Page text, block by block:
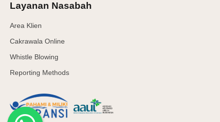
Layanan Nasabah
Area Klien
Cakrawala Online
Whistle Blowing
Reporting Methods